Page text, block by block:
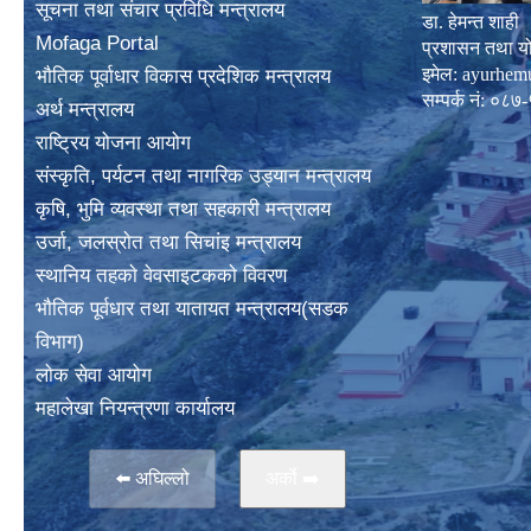
सूचना तथा संचार प्रविधि मन्त्रालय
Mofaga Portal
भाैतिक पूर्वाधार विकास प्रदेशिक मन्त्रालय
अर्थ मन्त्रालय
राष्ट्रिय योजना आयोग
संस्कृति, पर्यटन तथा नागरिक उड्यान मन्त्रालय
कृषि, भुमि व्यवस्था तथा सहकारी मन्त्रालय
उर्जा, जलस्राेत तथा सिचांइ मन्त्रालय
स्थानिय तहकाे वेवसाइटककाे विवरण
भाैतिक पूर्वधार तथा यातायत मन्त्रालय(सडक
विभाग)
लाेक सेवा आयोग
महालेखा नियन्त्रणा कार्यालय
⬅️ अघिल्लो
डा. हेमन्त शाही
प्रशासन तथा
इमेल:
सम्पर्क नं: